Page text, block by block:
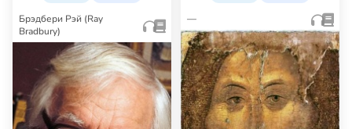
Брэдбери Рэй (Ray
Bradbury)
—